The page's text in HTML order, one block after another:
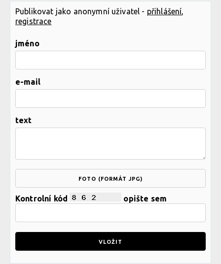
Publikovat jako anonymní uživatel - přihlášení,
registrace
jméno
e-mail
text
FOTO (FORMÁT JPG)
Kontrolní kód opište sem